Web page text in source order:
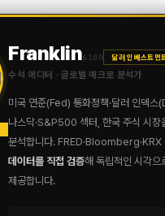
Franklin$100 달러 인베스트먼
수석 에디터 · 글로벌 매크로 분석가
미국 연준(Fed) 통화정책·달러 인덱스
나스닥·S&P500 섹터, 한국 주식 시장
분석합니다. FRED·Bloomberg·KRX
데이터를 직접 검증해 독립적인 시각으
제공합니다.